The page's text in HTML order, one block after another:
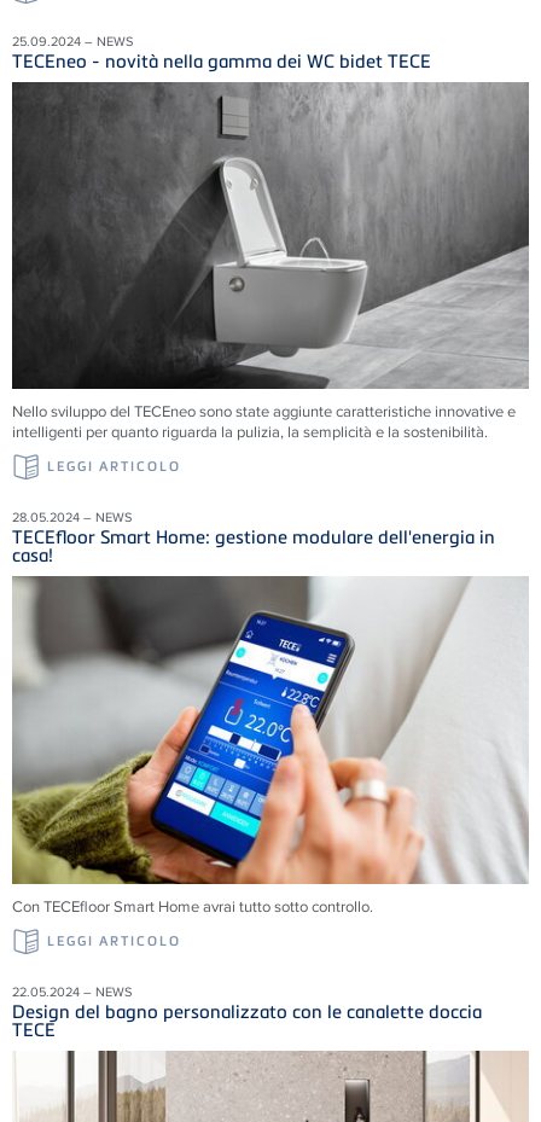
25.09.2024 – NEWS
TECEneo - novità nella gamma dei WC bidet TECE
Nello sviluppo del TECEneo sono state aggiunte caratteristiche innovative e
intelligenti per quanto riguarda la pulizia, la semplicità e la sostenibilità.
LEGGI ARTICOLO
28.05.2024 – NEWS
TECEfloor Smart Home: gestione modulare dell'energia in
casa!
Con TECEfloor Smart Home avrai tutto sotto controllo.
LEGGI ARTICOLO
22.05.2024 – NEWS
Design del bagno personalizzato con le canalette doccia
TECE